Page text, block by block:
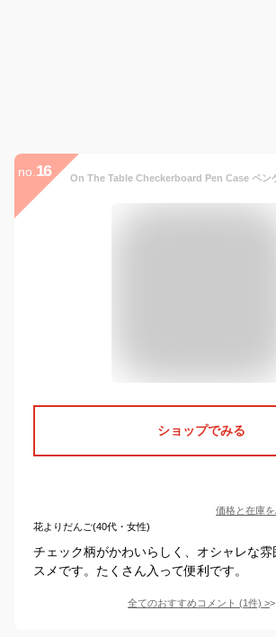
no. 16
ショップでみる
価格と在庫を
花よりだんご(40代・女性)
チェック柄がかわいらしく、オシャレな雰
スメです。たくさん入って便利です。
全てのおすすめコメント (1件) >